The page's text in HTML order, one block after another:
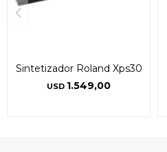
Sintetizador Roland Xps30
USD 1.549,00